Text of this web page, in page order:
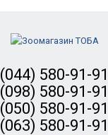
(044) 580-91-91
(098) 580-91-91
(050) 580-91-91
(063) 580-91-91